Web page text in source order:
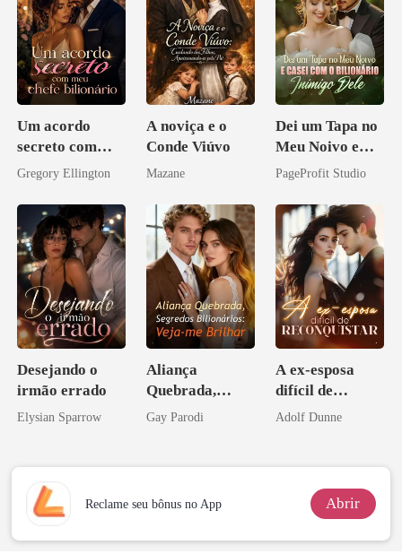
Um acordo
secreto com
meu chefe
Gregory Ellington
A noviça e o
Conde Viúvo
Mazane
Dei um Tapa no
Meu Noivo e
Casei com o
Inimigo Dele
PageProfit Studio
Desejando o
irmão errado
Elysian Sparrow
Aliança
Quebrada,
Segredos
Gay Parodi
A ex-esposa
difícil de
reconquistar
Adolf Dunne
Reclame seu bônus no App Abrir